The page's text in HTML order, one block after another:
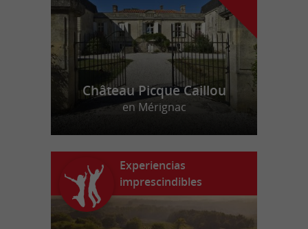
Château Picque Caillou
en Mérignac
Experiencias
imprescindibles